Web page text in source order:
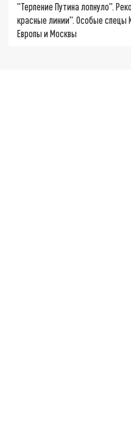
"Терпение Путина лопнуло".
красные линии". Особые спецы
Европы и Москвы